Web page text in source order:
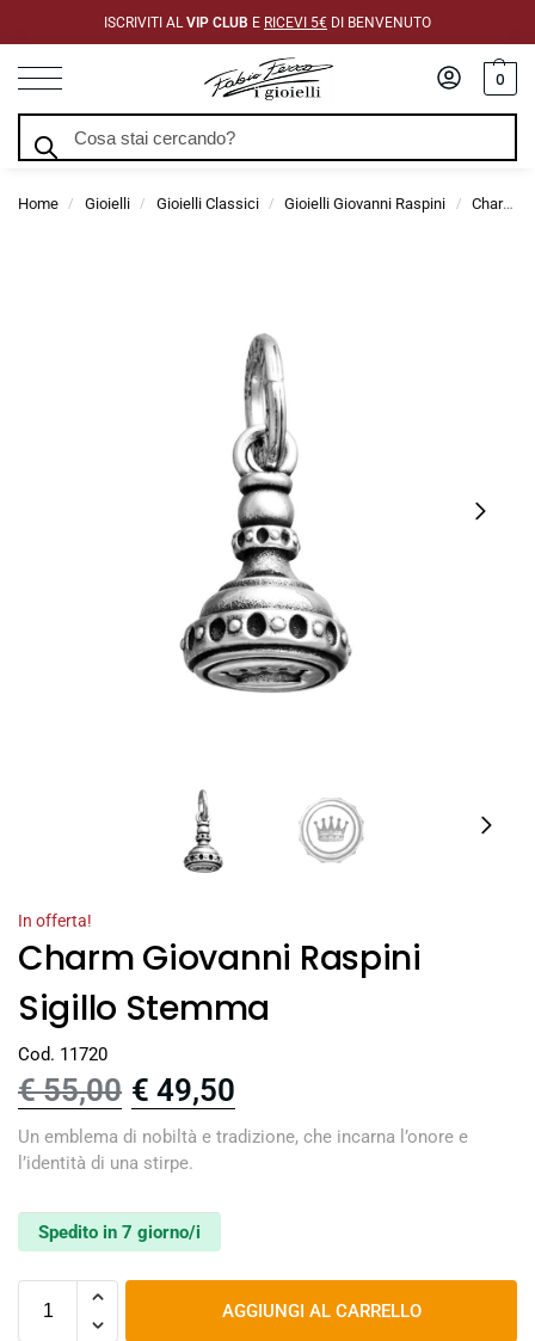
ISCRIVITI AL VIP CLUB E RICEVI 5€ DI BENVENUTO
0
Home / Gioielli / Gioielli Classici / Gioielli Giovanni Raspini / Charms Giovanni Raspini
In offerta!
Charm Giovanni Raspini
Sigillo Stemma
Cod. 11720
€55,00 € 49,50
Un emblema di nobiltà e tradizione, che incarna l’onore e
l’identità di una stirpe.
Spedito in 7 giorno/i
AGGIUNGI AL CARRELLO